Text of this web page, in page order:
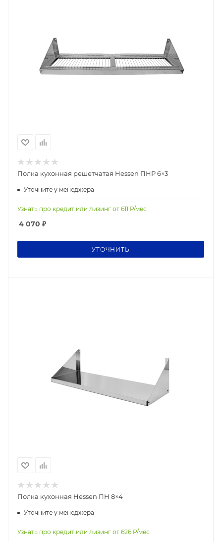
Полка кухонная решетчатая Hessen ПНР 6×3
Уточните у менеджера
Узнать про кредит или лизинг от 611 Р/мес
4 070 ₽
УТОЧНИТЬ
Полка кухонная Hessen ПН 8×4
Уточните у менеджера
Узнать про кредит или лизинг от 626 Р/мес